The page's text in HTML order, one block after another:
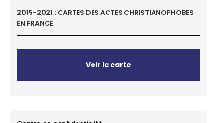
2015-2021 : CARTES DES ACTES CHRISTIANOPHOBES
EN FRANCE
Voir la carte